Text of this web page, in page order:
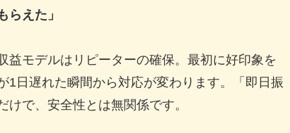
らえた」
益モデルはリピーターの確保。最初に好印象を
1日遅れた瞬間から対応が変わります。「即日振
で、安全性とは無関係です。